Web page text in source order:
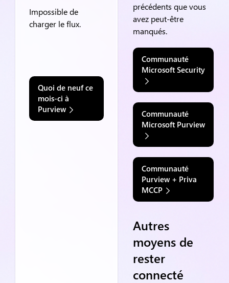
Impossible de
charger le flux.
Quoi de neuf ce
mois-ci à
Purview
précédents que vous
avez peut-être
manqués.
Communauté
Microsoft Security
Communauté
Microsoft Purview
Communauté
Purview + Priva
MCCP
Autres
moyens de
rester
connecté